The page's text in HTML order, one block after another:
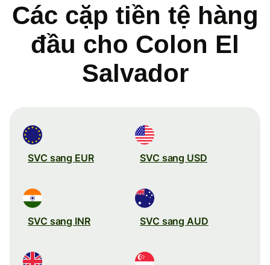
Các cặp tiền tệ hàng
đầu cho Colon El
Salvador
SVC sang EUR SVC sang USD
SVC sang INR SVC sang AUD